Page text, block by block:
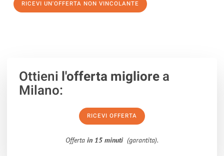
RICEVI UN'OFFERTA NON VINCOLANTE
Ottieni l'offerta migliorea
Milano:
RICEVI OFFERTA
Offerta in 15 minuti (garantita).